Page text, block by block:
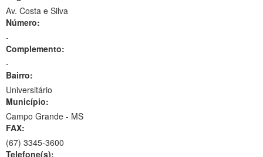
Av. Costa e Silva
Número:
-
Complemento:
-
Bairro:
Universitário
Município:
Campo Grande - MS
FAX:
(67) 3345-3600
Telefone(s):